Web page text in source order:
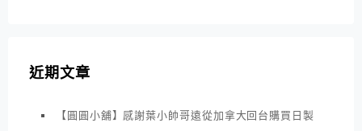
近期文章
【圓圓小舖】感謝葉小帥哥遠從加拿大回台購買日製